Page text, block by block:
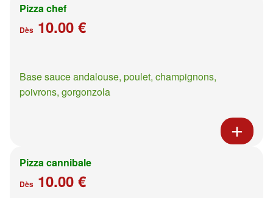
Pizza chef
Dès 10.00 €
Base sauce andalouse, poulet, champignons,
poivrons, gorgonzola
Pizza cannibale
Dès 10.00 €